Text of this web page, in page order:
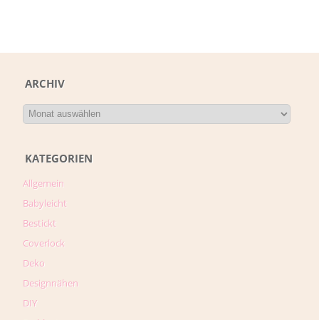
ARCHIV
KATEGORIEN
Allgemein
Babyleicht
Bestickt
Coverlock
Deko
Designnähen
DIY